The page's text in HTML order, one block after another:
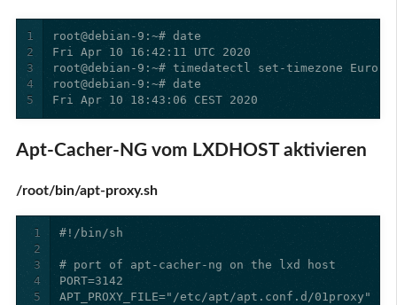
1
2
3
4
5
Fri Apr 10 18:43:06 CEST 2020
Apt-Cacher-NG vom LXDHOST aktivieren
/root/bin/apt-proxy.sh
1
2
3
4
5